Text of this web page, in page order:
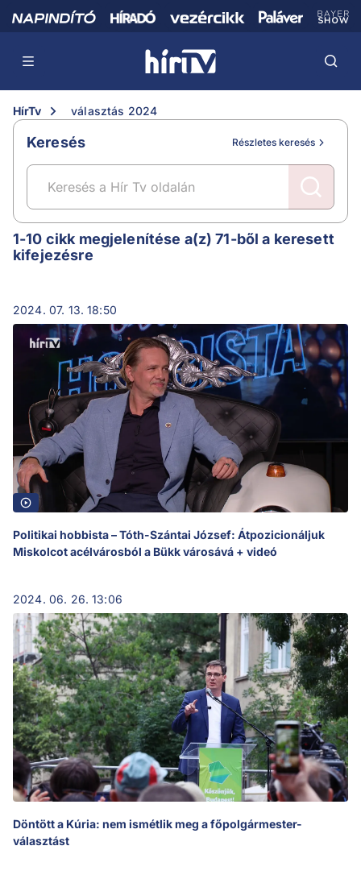
HírTv választás 2024
Keresés Részletes keresés
választás 2024
1-10 cikk megjelenítése a(z) 71-ből a keresett
kifejezésre
2024. 07. 13. 18:50
Politikai hobbista – Tóth-Szántai József: Átpozicionáljuk
Miskolcot acélvárosból a Bükk városává + videó
2024. 06. 26. 13:06
Döntött a Kúria: nem ismétlik meg a főpolgármester-
választást